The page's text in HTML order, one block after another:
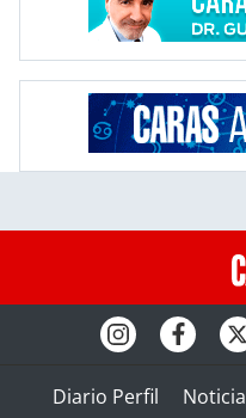
Diario Perfil